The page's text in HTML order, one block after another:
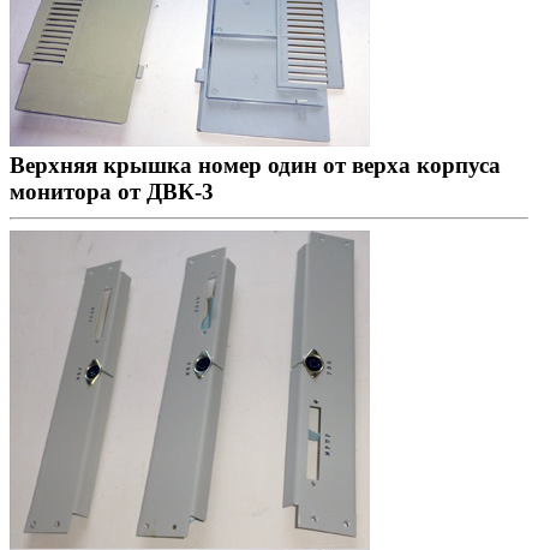
Верхняя крышка номер один от верха корпуса
монитора от ДВК-3